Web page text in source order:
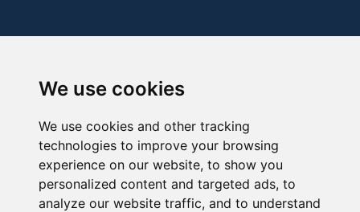
We use cookies
We use cookies and other tracking
technologies to improve your browsing
experience on our website, to show you
personalized content and targeted ads, to
analyze our website traffic, and to understand